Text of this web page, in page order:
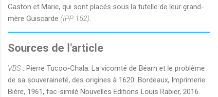
Gaston et Marie, qui sont placés sous la tutelle de leur grand-
mère Guiscarde (IPP 152).
Sources de l'article
VBS : Pierre Tucoo-Chala. La vicomté de Béarn et le problème
de sa souveraineté, des origines à 1620. Bordeaux, Imprimerie
Bière, 1961, fac-similé Nouvelles Editions Louis Rabier, 2016.